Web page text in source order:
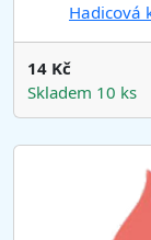
Hadicová
14 Kč
Skladem 10 ks